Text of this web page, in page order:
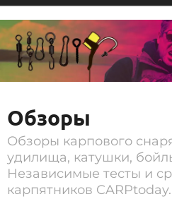
Обзоры
Обзоры карпового
удилища, катушки,
Независимые тесты и
карпятников CARPtoday.